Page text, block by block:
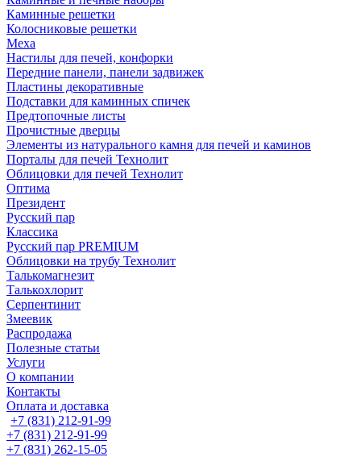
Каминные решетки
Колосниковые решетки
Меха
Настилы для печей, конфорки
Передние панели, панели задвижек
Пластины декоративные
Подставки для каминных спичек
Предтопочные листы
Прочистные дверцы
Элементы из натурального камня для печей и каминов
Порталы для печей Технолит
Облицовки для печей Технолит
Оптима
Президент
Русский пар
Классика
Русский пар PREMIUM
Облицовки на трубу Технолит
Талькомагнезит
Талькохлорит
Серпентинит
Змеевик
Распродажа
Полезные статьи
Услуги
О компании
Контакты
Оплата и доставка
+7 (831) 212-91-99
+7 (831) 212-91-99
+7 (831) 262-15-05